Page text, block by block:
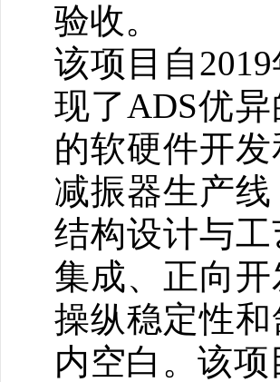
验收。
该项目自
现了ADS优
的软硬件开
减振器生产
结构设计与
集成、正向
操纵稳定性
内空白。该